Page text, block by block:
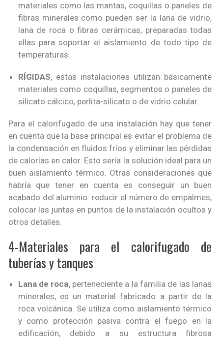
materiales como las mantas, coquillas o paneles de
fibras minerales como pueden ser la lana de vidrio,
lana de roca o fibras cerámicas, preparadas todas
ellas para soportar el aislamiento de todo tipo de
temperaturas.
RÍGIDAS, estas instalaciones utilizan básicamente
materiales como coquillas, segmentos o paneles de
silicato cálcico, perlita-silicato o de vidrio celular.
Para el calorifugado de una instalación hay que tener
en cuenta que la base principal es evitar el problema de
la condensación en fluidos fríos y eliminar las pérdidas
de calorías en calor. Esto sería la solución ideal para un
buen aislamiento térmico. Otras consideraciones que
habría que tener en cuenta es conseguir un buen
acabado del aluminio: reducir el número de empalmes,
colocar las juntas en puntos de la instalación ocultos y
otros detalles.
4-Materiales para el calorifugado de
tuberías y tanques
Lana de roca, perteneciente a la familia de las lanas
minerales, es un material fabricado a partir de la
roca volcánica. Se utiliza como aislamiento térmico
y como protección pasiva contra el fuego en la
edificación, debido a su estructura fibrosa